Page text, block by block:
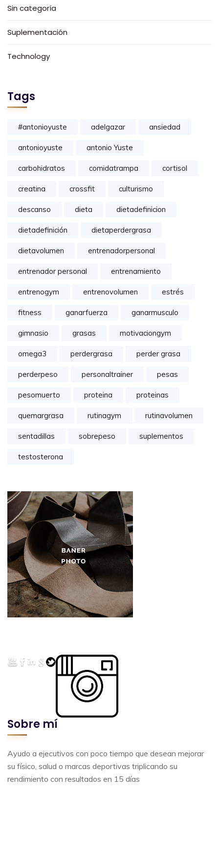
Sin categoría
Suplementación
Technology
Tags
#antonioyuste adelgazar ansiedad
antonioyuste antonio Yuste
carbohidratos comidatrampa cortisol
creatina crossfit culturismo
descanso dieta dietadefinicion
dietadefinición dietaperdergrasa
dietavolumen entrenadorpersonal
entrenador personal entrenamiento
entrenogym entrenovolumen estrés
fitness ganarfuerza ganarmusculo
gimnasio grasas motivaciongym
omega3 perdergrasa perder grasa
perderpeso personaltrainer pesas
pesomuerto proteina proteinas
quemargrasa rutinagym rutinavolumen
sentadillas sobrepeso suplementos
testosterona
Sobre mí
Ayudo a ejecutivos con poco tiempo que desean mejorar
su físico, salud o marcas deportivas triplicando su
rendimiento con resultados en 15 días